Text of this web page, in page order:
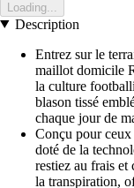
Loading...
Description
Entrez sur le
maillot domicile
la culture
blason tissé
chaque jour de
Conçu pour
doté de la
restiez au frais et
la transpiration,